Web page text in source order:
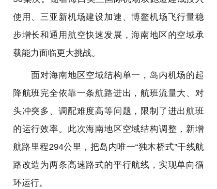
使用、三亚新机场建设加速、博鳌机场飞行量稳
步增长和通用航空快速发展，海南地区的空域承
载能力面临更大挑战。
面对海南地区空域结构单一，岛内机场的起
降航班完全依靠一条航路进出，航班流量大、对
头冲突多、调配难度高等问题，限制了进出航班
的运行效率。此次海南地区空域结构调整，新增
航路里程294公里，把岛内唯一“独木桥式”干线航
路改造为两条高速路式的平行航线，实现单向循
环运行。